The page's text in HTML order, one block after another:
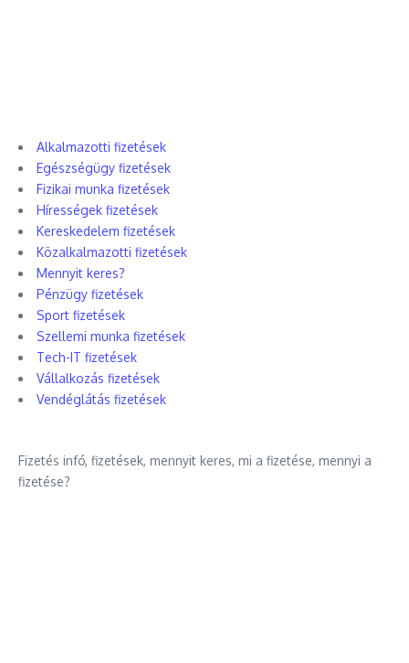
Alkalmazotti fizetések
Egészségügy fizetések
Fizikai munka fizetések
Hírességek fizetések
Kereskedelem fizetések
Közalkalmazotti fizetések
Mennyit keres?
Pénzügy fizetések
Sport fizetések
Szellemi munka fizetések
Tech-IT fizetések
Vállalkozás fizetések
Vendéglátás fizetések
Fizetés infó, fizetések, mennyit keres, mi a fizetése, mennyi a
fizetése?